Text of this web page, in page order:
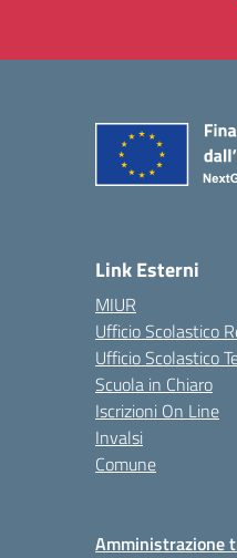
Link Esterni
MIUR
Ufficio Scolastico
Ufficio Scolastico
Scuola in Chiaro
Iscrizioni On Line
Invalsi
Comune
Amministrazione